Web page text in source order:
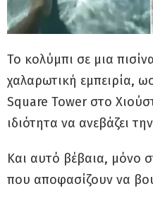
Το κολύμπι σε μια
χαλαρωτική εμπειρία,
Square Tower στο
ιδιότητα να ανεβάζει
Και αυτό βέβαια, μόνο
που αποφασίζουν να